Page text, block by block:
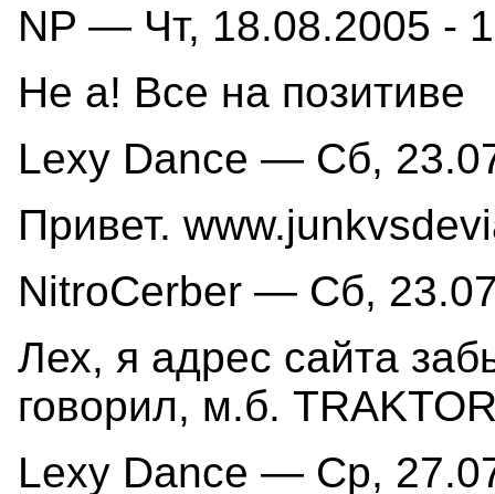
NP — Чт, 18.08.2005 -
Не а! Все на позитиве
Lexy Dance — Сб,
Привет.
NitroCerber — Сб,
Лех, я адрес сайта
говорил, м.б.
Lexy Dance — Ср,